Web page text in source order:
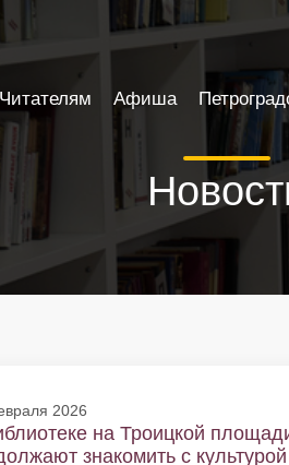
2026
на Троицкой
знакомить с
Читателям Афиша